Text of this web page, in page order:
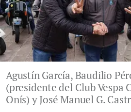
Agustín García, Baudilio
(presidente del Club Vespa
Onís) y José Manuel G.